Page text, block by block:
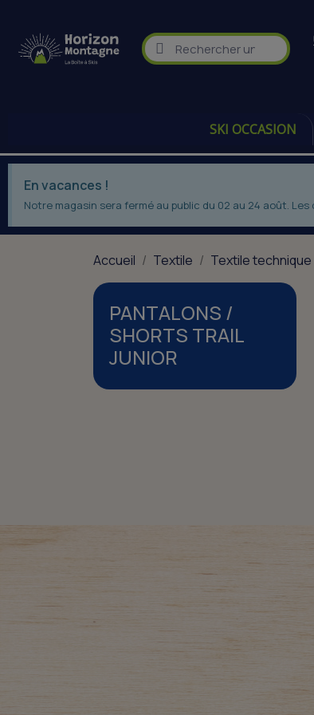
SKI OCCASION
En vacances !
Notre magasin sera fermé au public du 02 au 24 août.
Accueil Textile Textile technique
PANTALONS /
SHORTS TRAIL
JUNIOR